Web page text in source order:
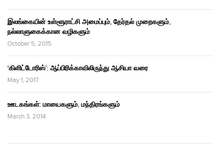
இலங்கையின் உள்ளூராட்சி அமைப்பும், தேர்தல் முறைகளும்,
நல்லாளுகைக்கான வழிகளும்
October 5, 2015
‘கிளிட்டோரிஸ்’: ஆப்பிரிக்காவிலிருந்து ஆசியா வரை
May 1, 2017
ஊடகங்கள்: மாயைகளும், மந்திரங்களும்
March 3, 2014